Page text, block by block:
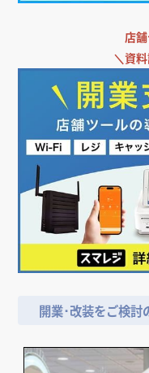
店
＼資
開業･改装をご検討